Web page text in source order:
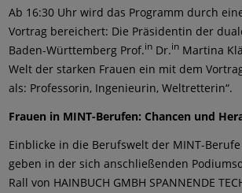
Ab 16:30 Uhr wird das Programm durch
Vortrag bereichert: Die Präsidentin der
Baden-Württemberg Prof.in Dr.in Martina
Welt der starken Frauen ein mit dem
als: Professorin, Ingenieurin, Weltretterin“.
Frauen in MINT-Berufen: Chancen und
Einblicke in die Berufswelt der MINT-
geben in der sich anschließenden
Rall von HAINBUCH GMBH SPANNENDE